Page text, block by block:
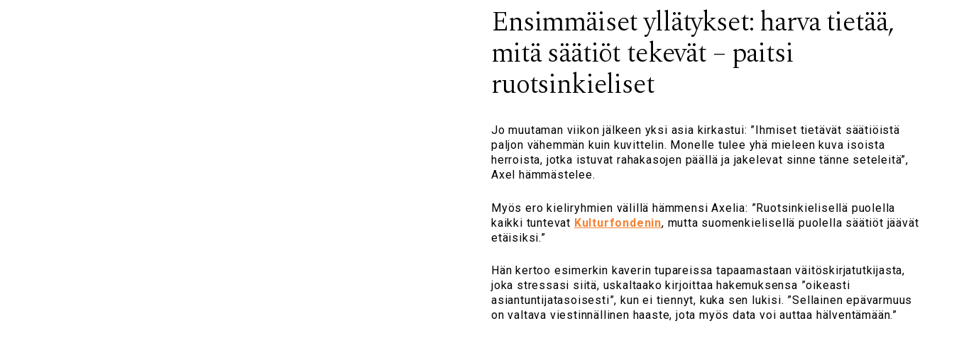
Ensimmäiset yllätykset: harva tietää,
mitä säätiöt tekevät – paitsi
ruotsinkieliset
Jo muutaman viikon jälkeen yksi asia kirkastui: ”Ihmiset tietävät säätiöistä
paljon vähemmän kuin kuvittelin. Monelle tulee yhä mieleen kuva isoista
herroista, jotka istuvat rahakasojen päällä ja jakelevat sinne tänne seteleitä”,
Axel hämmästelee.
Myös ero kieliryhmien välillä hämmensi Axelia: ”Ruotsinkielisellä puolella
kaikki tuntevat Kulturfondenin, mutta suomenkielisellä puolella säätiöt jäävät
etäisiksi.”
Hän kertoo esimerkin kaverin tupareissa tapaamastaan väitöskirjatutkijasta,
joka stressasi siitä, uskaltaako kirjoittaa hakemuksensa ”oikeasti
asiantuntijatasoisesti”, kun ei tiennyt, kuka sen lukisi. ”Sellainen epävarmuus
on valtava viestinnällinen haaste, jota myös data voi auttaa hälventämään.”